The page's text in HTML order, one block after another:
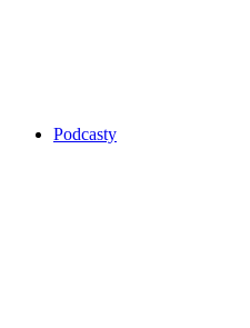
Podcasty